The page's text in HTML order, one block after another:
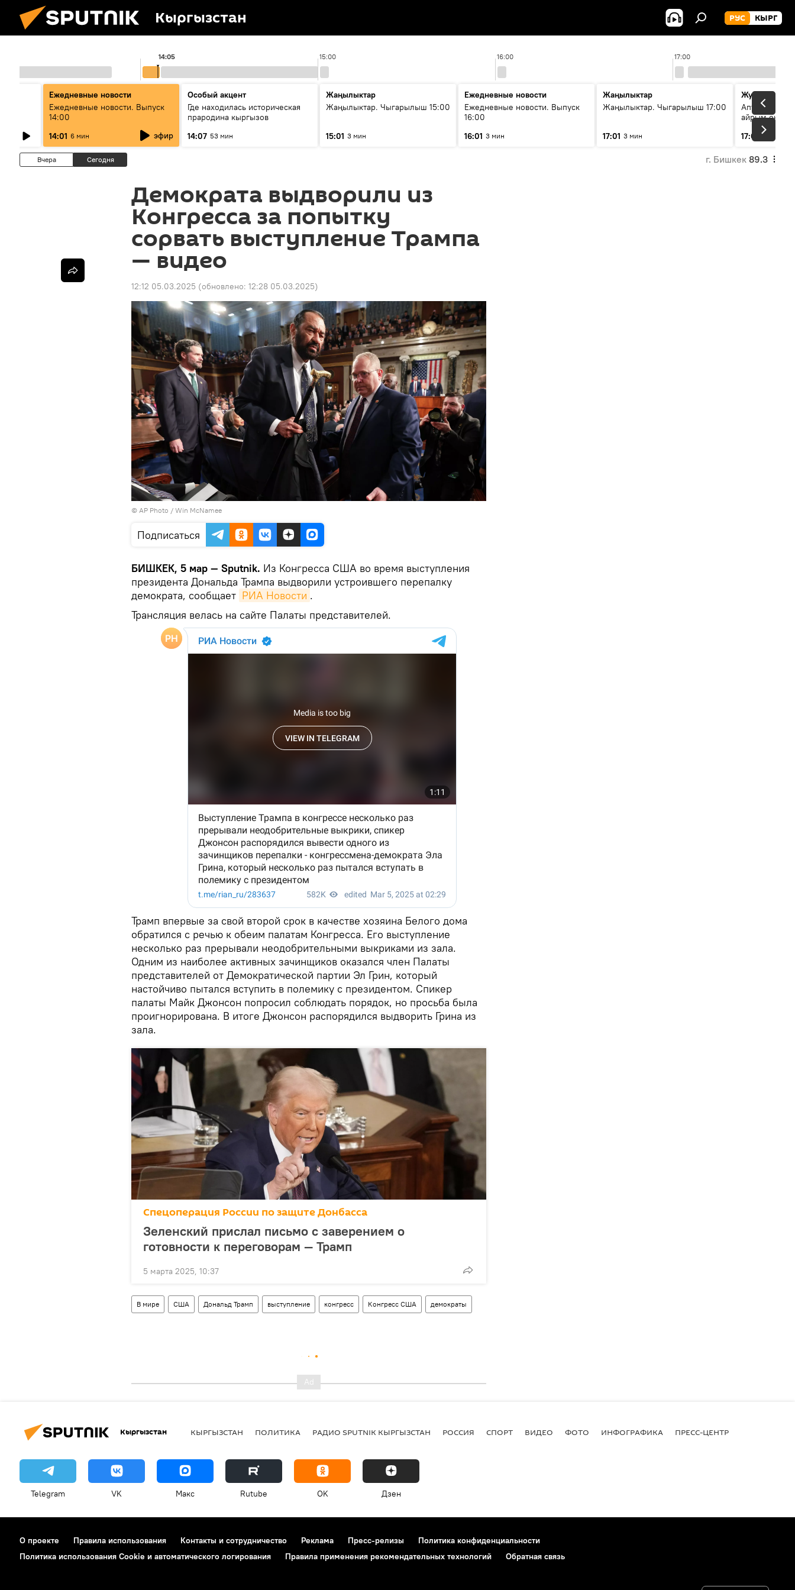
Кыргызстан РУС КЫРГ
15:00 16:00 17:00
14:05
Ежедневные новости
Ежедневные новости. Выпуск
14:00
14:01 6 мин эфир
Особый акцент
Где находилась историческая
прародина кыргызов
14:07 53 мин
Жаңылыктар
Жаңылыктар. Чыгарылыш 15:00
15:01 3 мин
Ежедневные новости
Ежедневные новости. Выпуск
16:00
16:01 3 мин
Жаңылыктар
Жаңылыктар. Чыгарылыш 17:00
17:01 3 мин
Жума
Апта ичинде
айрым
17:05
Вчера Сегодня г. Бишкек 89.3
Демократа выдворили из
Конгресса за попытку
сорвать выступление Трампа
— видео
12:12 05.03.2025 (обновлено: 12:28 05.03.2025)
© AP Photo / Win McNamee
Подписаться
БИШКЕК, 5 мар — Sputnik. Из Конгресса США во время выступления
президента Дональда Трампа выдворили устроившего перепалку
демократа, сообщает РИА Новости .
Трансляция велась на сайте Палаты представителей.
Трамп впервые за свой второй срок в качестве хозяина Белого дома
обратился с речью к обеим палатам Конгресса. Его выступление
несколько раз прерывали неодобрительными выкриками из зала.
Одним из наиболее активных зачинщиков оказался член Палаты
представителей от Демократической партии Эл Грин, который
настойчиво пытался вступить в полемику с президентом. Спикер
палаты Майк Джонсон попросил соблюдать порядок, но просьба была
проигнорирована. В итоге Джонсон распорядился выдворить Грина из
зала.
Спецоперация России по защите Донбасса
Зеленский прислал письмо с заверением о
готовности к переговорам — Трамп
5 марта 2025, 10:37
В мире США Дональд Трамп выступление конгресс Конгресс США демократы
Кыргызстан КЫРГЫЗСТАН ПОЛИТИКА РАДИО SPUTNIK КЫРГЫЗСТАН РОССИЯ СПОРТ ВИДЕО ФОТО ИНФОГРАФИКА ПРЕСС-ЦЕНТР
Telegram VK Макс Rutube OK Дзен
О проекте Правила использования Контакты и сотрудничество Реклама Пресс-релизы
Политика конфиденциальности
Политика использования Cookie и автоматического логирования
Правила применения рекомендательных технологий Обратная связь